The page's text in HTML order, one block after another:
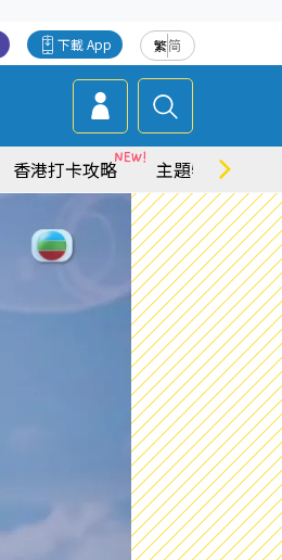
繁简
下載 App
香港打卡攻略 主題特集